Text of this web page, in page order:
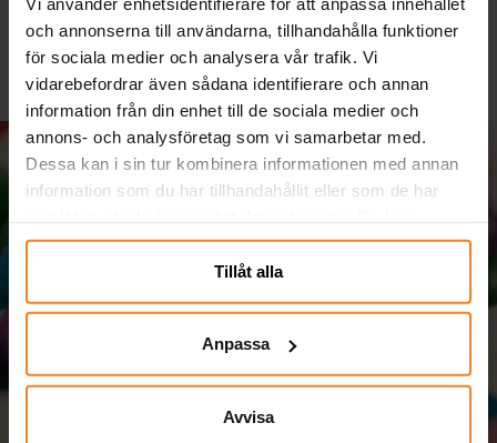
och annonserna till användarna, tillhandahålla funktioner
för sociala medier och analysera vår trafik. Vi
vidarebefordrar även sådana identifierare och annan
information från din enhet till de sociala medier och
annons- och analysföretag som vi samarbetar med.
Dessa kan i sin tur kombinera informationen med annan
information som du har tillhandahållit eller som de har
närsomhelst ändra ditt samtycke.
Tillåt alla
Anpassa
Avvisa
kampanjer och erbjudanden.